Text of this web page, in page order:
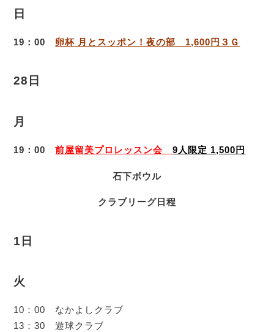
日
19：00 卵杯 月とスッポン！夜の部 1,600円３Ｇ
28日
月
19：00前屋留美プロレッスン会9人限定 1,500円
石下ボウル
クラブリーグ日程
1日
火
10：00 なかよしクラブ
13：30 遊球クラブ